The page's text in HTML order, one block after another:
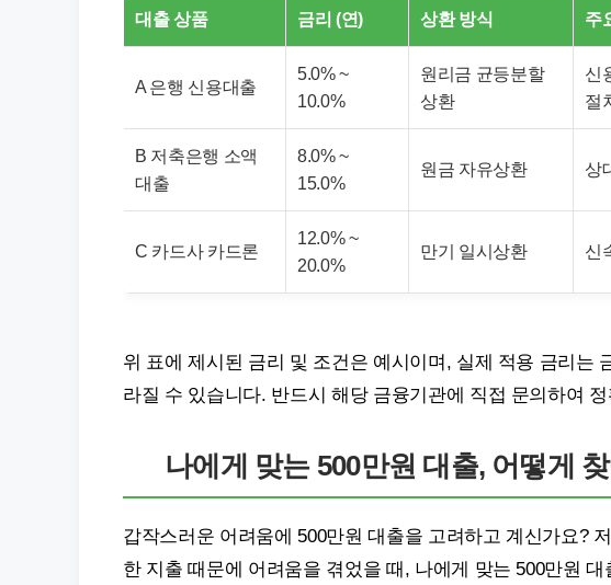
대출 상품 금리 (연) 상환 방식 주
A 은행 신용대출
5.0% ~
10.0%
원리금 균등분할
상환
신
절
B 저축은행 소액
대출
8.0% ~
15.0%
원금 자유상환 상
C 카드사 카드론
12.0% ~
20.0%
만기 일시상환 신
위 표에 제시된 금리 및 조건은 예시이며, 실제 적용 금리는
라질 수 있습니다. 반드시 해당 금융기관에 직접 문의하여
나에게 맞는 500만원 대출, 어떻게
갑작스러운 어려움에 500만원 대출을 고려하고 계신가요?
한 지출 때문에 어려움을 겪었을 때, 나에게 맞는 500만원